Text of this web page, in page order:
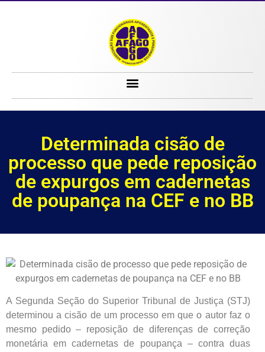
Determinada cisão de
processo que pede reposição
de expurgos em cadernetas
de poupança na CEF e no BB
A Segunda Seção do Superior Tribunal de Justiça (STJ)
determinou a cisão de um processo em que o autor faz o
mesmo pedido – reposição de diferenças de correção
monetária em cadernetas de poupança – contra duas